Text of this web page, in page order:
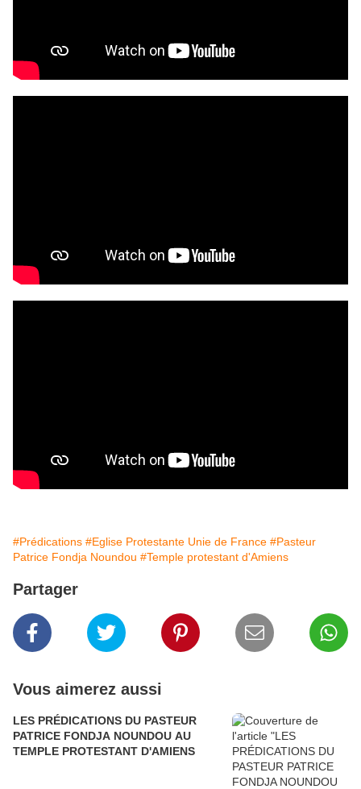
#Prédications #Eglise Protestante Unie de France #Pasteur
Patrice Fondja Noundou #Temple protestant d'Amiens
Partager
Vous aimerez aussi
LES PRÉDICATIONS DU PASTEUR
PATRICE FONDJA NOUNDOU AU
TEMPLE PROTESTANT D'AMIENS